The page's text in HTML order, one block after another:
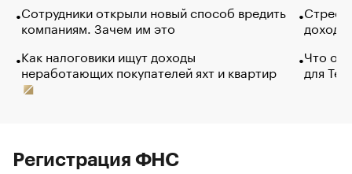
Сотрудники открыли новый способ вредить
компаниям. Зачем им это
Как налоговики ищут доходы
неработающих покупателей яхт и квартир
Что
для
Регистрация ФНС